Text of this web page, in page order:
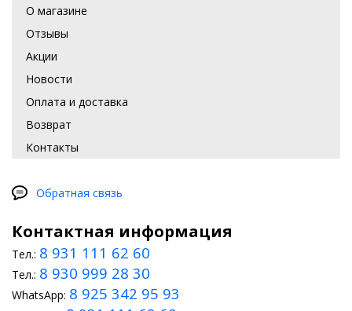
использования накладок на пороги. Сделает
транспортного средства, повысит безопасность езды
тюнинг оптики.
Если сложный апгрейд следует доверить специалистам, то
замену простых элементов можно сделать самостоятельно.
Рестайлинг своими руками
тонировка стекол, защищающая салон от выгорания. Можно
оснастить рулевое колесо аэрбегом или преобразить,
салоне светодиодную подсветку. По силам водителю монтаж
дефлекторов, оклейка корпуса виниловой пленкой.
О магазине
Отзывы
Акции
Новости
Оплата и доставка
Возврат
Контакты
Обратная связь
Контактная информация
Тел.: 8 931 111 62 60
Тел.: 8 930 999 28 30
WhatsApp: 8 925 342 95 93